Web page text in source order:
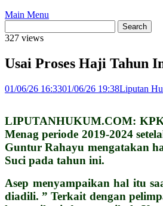
Main Menu
327 views
Usai Proses Haji Tahun
01/06/26 16:3301/06/26 19:38Liputan
LIPUTANHUKUM.COM: KPK
Menag periode 2019-2024
Guntur Rahayu mengatakan
Suci pada tahun ini.
Asep menyampaikan hal itu
diadili. ” Terkait dengan